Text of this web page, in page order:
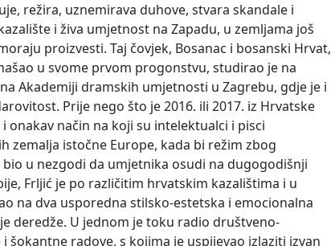
režira, uznemirava duhove, stvara skandale i
i živa umjetnost na Zapadu, u zemljama još
proizvesti. Taj čovjek, Bosanac i bosanski Hrvat,
u svome prvom progonstvu, studirao je na
Akademiji dramskih umjetnosti u Zagrebu, gdje je i
Prije nego što je 2016. ili 2017. iz Hrvatske
onakav način na koji su intelektualci i pisci
zemalja istočne Europe, kada bi režim zbog
u nezgodi da umjetnika osudi na dugogodišnji
Frljić je po različitim hrvatskim kazalištima i u
na dva usporedna stilsko-estetska i emocionalna
deredže. U jednom je toku radio društveno-
šokantne radove, s kojima je uspijevao izlaziti izvan